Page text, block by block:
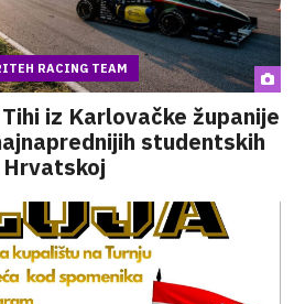
RACING TEAM
iz Karlovačke županije
studentskih